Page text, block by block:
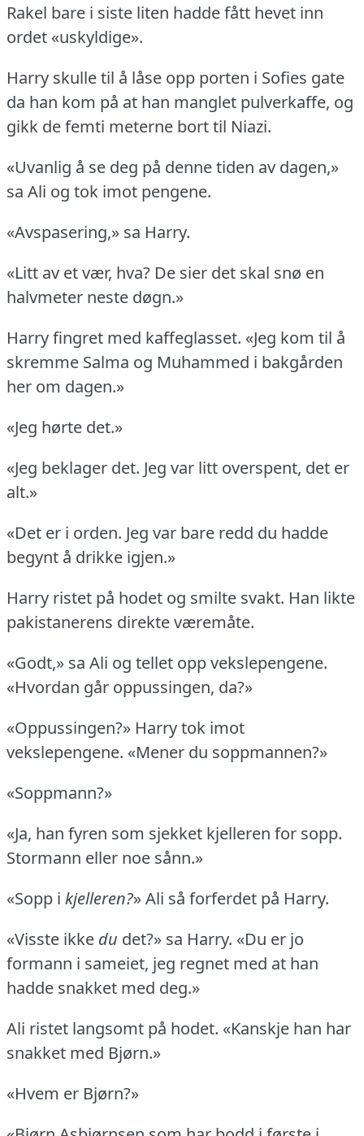
Rakel bare i siste liten hadde fått hevet inn
ordet «uskyldige».
Harry skulle til å låse opp porten i Sofies gate
da han kom på at han manglet pulverkaffe, og
gikk de femti meterne bort til Niazi.
«Uvanlig å se deg på denne tiden av dagen,»
sa Ali og tok imot pengene.
«Avspasering,» sa Harry.
«Litt av et vær, hva? De sier det skal snø en
halvmeter neste døgn.»
Harry fingret med kaffeglasset. «Jeg kom til å
skremme Salma og Muhammed i bakgården
her om dagen.»
«Jeg hørte det.»
«Jeg beklager det. Jeg var litt overspent, det er
alt.»
«Det er i orden. Jeg var bare redd du hadde
begynt å drikke igjen.»
Harry ristet på hodet og smilte svakt. Han likte
pakistanerens direkte væremåte.
«Godt,» sa Ali og tellet opp vekslepengene.
«Hvordan går oppussingen, da?»
«Oppussingen?» Harry tok imot
vekslepengene. «Mener du soppmannen?»
«Soppmann?»
«Ja, han fyren som sjekket kjelleren for sopp.
Stormann eller noe sånn.»
«Sopp i kjelleren?» Ali så forferdet på Harry.
«Visste ikke du det?» sa Harry. «Du er jo
formann i sameiet, jeg regnet med at han
hadde snakket med deg.»
Ali ristet langsomt på hodet. «Kanskje han har
snakket med Bjørn.»
«Hvem er Bjørn?»